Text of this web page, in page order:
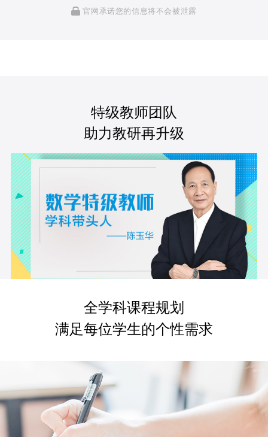
官网承诺您的信息将不会被泄露
特级教师团队
助力教研再升级
全学科课程规划
满足每位学生的个性需求